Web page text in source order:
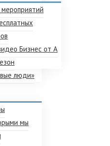
Бизнес от А
люди»
мы